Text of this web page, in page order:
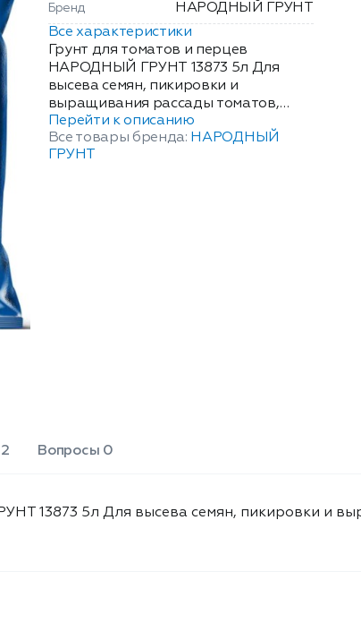
Бренд
НАРОДНЫЙ ГРУНТ
Все характеристики
Грунт для томатов и перцев
НАРОДНЫЙ ГРУНТ 13873 5л Для
высева семян, пикировки и
выращивания рассады томатов,
перцев, баклажан.
Перейти к описанию
Все товары бренда: НАРОДНЫЙ
ГРУНТ
Вопросы 0
13873 5л Для высева семян, пикировки и